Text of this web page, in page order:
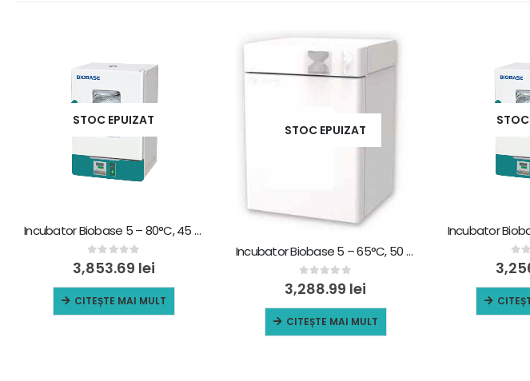
STOC EPUIZAT
Incubator Biobase 5 – 80°C, 45 L, BJPX-H48II
0out of 5
3,853.69 lei
CITEȘTE MAI MULT
STOC EPUIZAT
Incubator Biobase 5 – 65°C, 50 L, BJPX-H50IV
0 out of 5
3,288.99 lei
CITEȘTE MAI MULT
0